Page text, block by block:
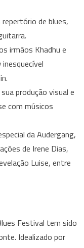
de blues,
irmãos Khadhu e
produção visual e
com músicos
da Audergang,
de Irene Dias,
Luise, entre
Festival tem sido
Idealizado por